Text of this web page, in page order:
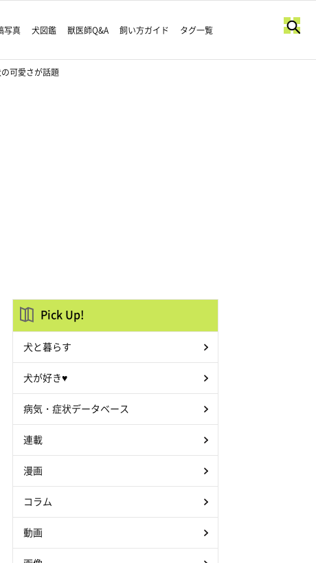
写真 犬図鑑 獣医師Q&A 飼い方ガイド タグ一覧
可愛さが話題
Pick Up!
犬と暮らす
犬が好き♥
病気・症状データベース
連載
漫画
コラム
動画